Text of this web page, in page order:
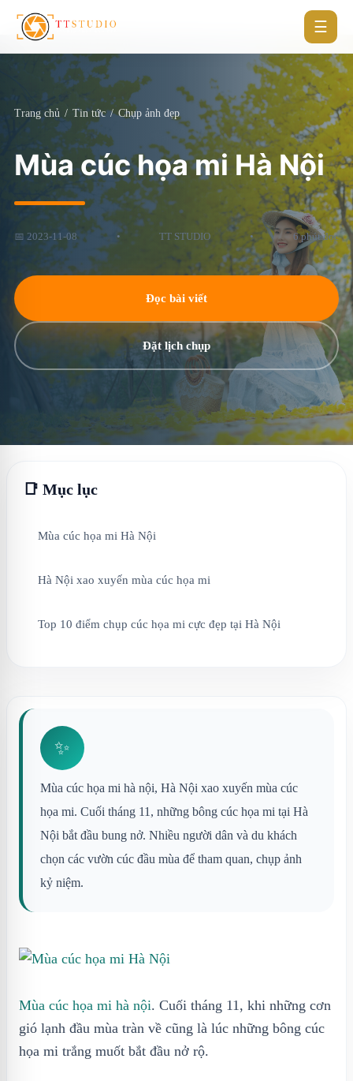
☰
Trang chủ / Tin tức / Chụp ảnh đẹp
Mùa cúc họa mi Hà Nội
📅 2023-11-08 • TT STUDIO • 6 phút đọc
Đọc bài viết
Đặt lịch chụp
📑 Mục lục
Mùa cúc họa mi Hà Nội
Hà Nội xao xuyến mùa cúc họa mi
Top 10 điểm chụp cúc họa mi cực đẹp tại Hà Nội
✨
Mùa cúc họa mi hà nội, Hà Nội xao xuyến mùa cúc
họa mi. Cuối tháng 11, những bông cúc họa mi tại Hà
Nội bắt đầu bung nở. Nhiều người dân và du khách
chọn các vườn cúc đầu mùa để tham quan, chụp ảnh
kỷ niệm.
Mùa cúc họa mi hà nội. Cuối tháng 11, khi những cơn
gió lạnh đầu mùa tràn về cũng là lúc những bông cúc
họa mi trắng muốt bắt đầu nở rộ.